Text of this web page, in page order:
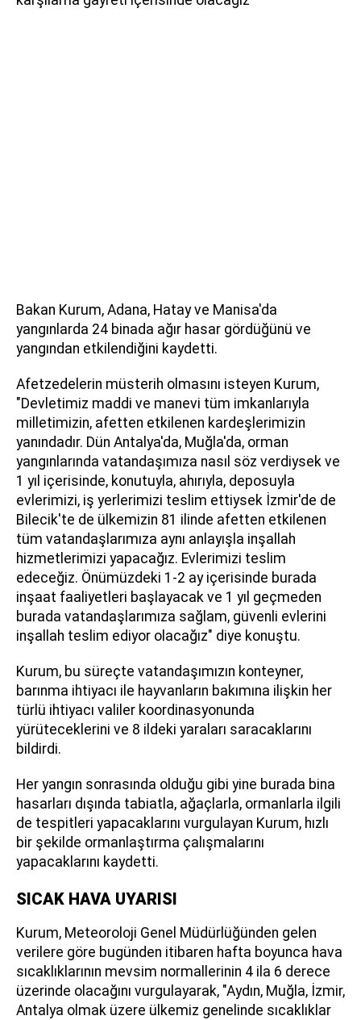
Bakan Kurum, Adana, Hatay ve Manisa'da
yangınlarda 24 binada ağır hasar gördüğünü ve
yangından etkilendiğini kaydetti.
Afetzedelerin müsterih olmasını isteyen Kurum,
"Devletimiz maddi ve manevi tüm imkanlarıyla
milletimizin, afetten etkilenen kardeşlerimizin
yanındadır. Dün Antalya'da, Muğla'da, orman
yangınlarında vatandaşımıza nasıl söz verdiysek ve
1 yıl içerisinde, konutuyla, ahırıyla, deposuyla
evlerimizi, iş yerlerimizi teslim ettiysek İzmir'de de
Bilecik'te de ülkemizin 81 ilinde afetten etkilenen
tüm vatandaşlarımıza aynı anlayışla inşallah
hizmetlerimizi yapacağız. Evlerimizi teslim
edeceğiz. Önümüzdeki 1-2 ay içerisinde burada
inşaat faaliyetleri başlayacak ve 1 yıl geçmeden
burada vatandaşlarımıza sağlam, güvenli evlerini
inşallah teslim ediyor olacağız" diye konuştu.
Kurum, bu süreçte vatandaşımızın konteyner,
barınma ihtiyacı ile hayvanların bakımına ilişkin her
türlü ihtiyacı valiler koordinasyonunda
yürüteceklerini ve 8 ildeki yaraları saracaklarını
bildirdi.
Her yangın sonrasında olduğu gibi yine burada bina
hasarları dışında tabiatla, ağaçlarla, ormanlarla ilgili
de tespitleri yapacaklarını vurgulayan Kurum, hızlı
bir şekilde ormanlaştırma çalışmalarını
yapacaklarını kaydetti.
SICAK HAVA UYARISI
Kurum, Meteoroloji Genel Müdürlüğünden gelen
verilere göre bugünden itibaren hafta boyunca hava
sıcaklıklarının mevsim normallerinin 4 ila 6 derece
üzerinde olacağını vurgulayarak, "Aydın, Muğla, İzmir,
Antalya olmak üzere ülkemiz genelinde sıcaklıklar